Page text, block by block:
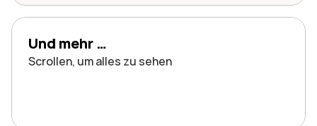
Und mehr …
Scrollen, um alles zu sehen